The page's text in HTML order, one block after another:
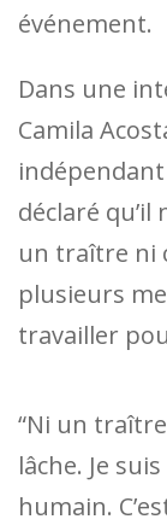
événement.
Dans une
Camila
indépendant
déclaré
un traître ni
plusieurs
travailler
“Ni un
lâche. Je suis
humain.